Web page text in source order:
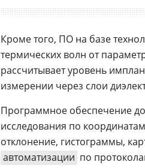
Кроме того, ПО на базе
термических волн от
рассчитывает уровень
измерении через слои
Программное обеспечение
исследования по
отклонение, гистограммы,
автоматизации по